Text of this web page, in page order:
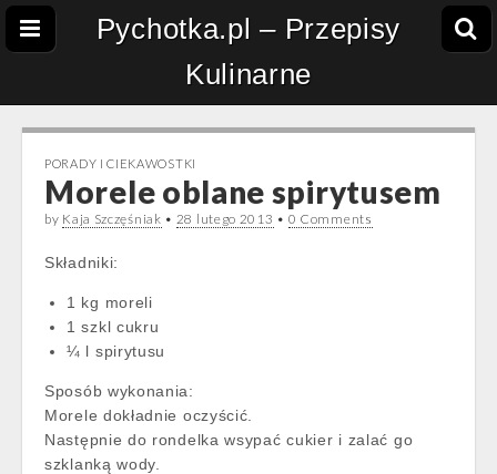
Pychotka.pl – Przepisy
Kulinarne
PORADY I CIEKAWOSTKI
Morele oblane spirytusem
by Kaja Szczęśniak • 28 lutego 2013 • 0 Comments
Składniki:
1 kg moreli
1 szkl cukru
¼ l spirytusu
Sposób wykonania:
Morele dokładnie oczyścić.
Następnie do rondelka wsypać cukier i zalać go
szklanką wody.